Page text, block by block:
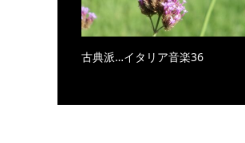
古典派…イタリア音楽36